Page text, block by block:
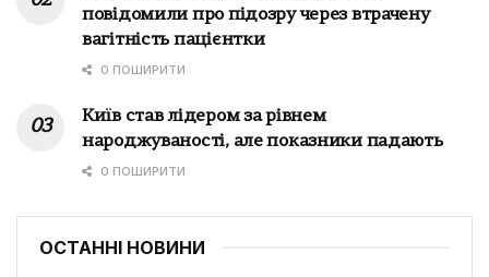
повідомили про підозру через втрачену
вагітність пацієнтки
0 ПОШИРИТИ
Київ став лідером за рівнем
народжуваності, але показники падають
0 ПОШИРИТИ
ОСТАННІ НОВИНИ